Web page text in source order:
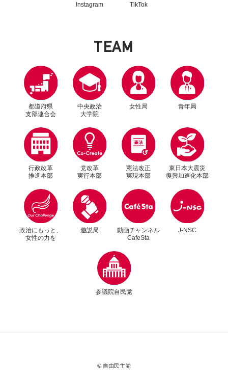
政策 2021年5月14日
司法制度調査会2021 提言
組織運動本部役員会と組織運動本部・都道府県
支部連合会オンライン会議に出席
Instagram TikTok
TEAM
都道府県
支部連合会
中央政治
大学院
女性局 青年局
行政改革
推進本部
党改革
実行本部
憲法改正
実現本部
東日本大震災
復興加速化本部
政治にもっと、
女性の力を
別ウィンドウリンク
遊説局
別ウィンドウリンク
動画チャンネル
CafeSta
J-NSC
参議院自民党
別ウィンドウリンク
© 自由民主党